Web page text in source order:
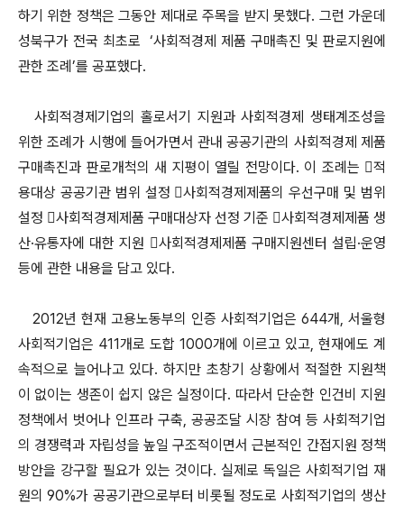
하기 위한 정책은 그동안 제대로 주목을 받지 못했다. 그런 가운데
성북구가 전국 최초로 ‘사회적경제 제품 구매촉진 및 판로지원에
관한 조례’를 공포했다.
사회적경제기업의 홀로서기 지원과 사회적경제 생태계조성을
위한 조례가 시행에 들어가면서 관내 공공기관의 사회적경제 제품
구매촉진과 판로개척의 새 지평이 열릴 전망이다. 이 조례는 적
용대상 공공기관 범위 설정 사회적경제제품의 우선구매 및 범위
설정 사회적경제제품 구매대상자 선정 기준 사회적경제제품 생
산·유통자에 대한 지원 사회적경제제품 구매지원센터 설립·운영
등에 관한 내용을 담고 있다.
2012년 현재 고용노동부의 인증 사회적기업은 644개, 서울형
사회적기업은 411개로 도합 1000개에 이르고 있고, 현재에도 계
속적으로 늘어나고 있다. 하지만 초창기 상황에서 적절한 지원책
이 없이는 생존이 쉽지 않은 실정이다. 따라서 단순한 인건비 지원
정책에서 벗어나 인프라 구축, 공공조달 시장 참여 등 사회적기업
의 경쟁력과 자립성을 높일 구조적이면서 근본적인 간접지원 정책
방안을 강구할 필요가 있는 것이다. 실제로 독일은 사회적기업 재
원의 90%가 공공기관으로부터 비롯될 정도로 사회적기업의 생산